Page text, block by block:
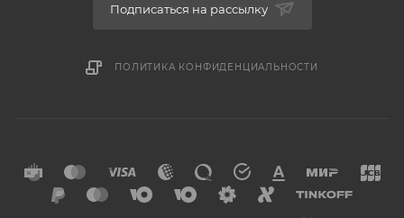
Подписаться на рассылку
ПОЛИТИКА КОНФИДЕНЦИАЛЬНОСТИ